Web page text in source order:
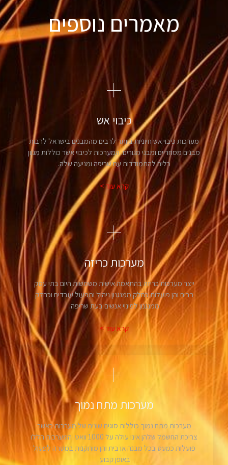
מאמרים נוספים
כיבוי אש
מערכות כיבוי אש חיוניות ביותר לרבים מהמבנים בישראל לרבות
מבנים מסחריים ומבני מגורים. המערכות לכיבוי אשר כוללות מגוון
כלים להתמודדות עם שריפה ומניעה שלה.
קרא עוד >
מערכות כריזה
ייצר מערכות כריזה בהתאמה אישית משמשות היום בתי עסק
רבים והן פועלות כחלק ממנגנון ניהול ותפעול עובדים וכחלק
ממנגנון לפינוי אנשים בעת שריפה.
קרא עוד >
מערכות מתח נמוך
מערכות מתח נמוך כוללות סוגים שונים של מערכות כאשר
צריכת החשמל שלהן אינו עולה על 1000 וואט. המערכות הללו
פועלות כמעט בכל מבנה או בית והן מותקנות במטרה לפעול
באופן קבוע.